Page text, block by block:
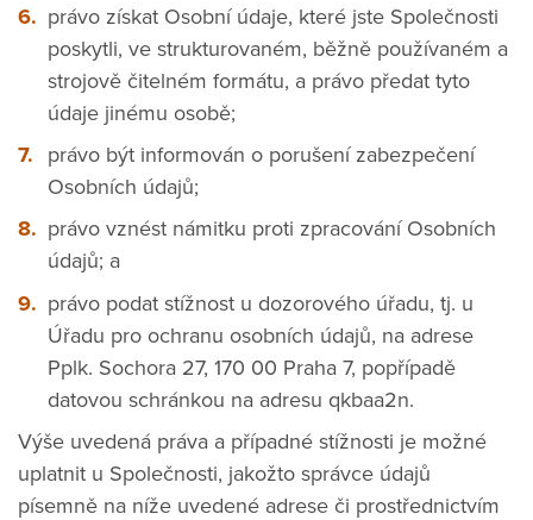
právo získat Osobní údaje, které jste Společnosti
poskytli, ve strukturovaném, běžně používaném a
strojově čitelném formátu, a právo předat tyto
údaje jinému osobě;
právo být informován o porušení zabezpečení
Osobních údajů;
právo vznést námitku proti zpracování Osobních
údajů; a
právo podat stížnost u dozorového úřadu, tj. u
Úřadu pro ochranu osobních údajů, na adrese
Pplk. Sochora 27, 170 00 Praha 7, popřípadě
datovou schránkou na adresu qkbaa2n.
Výše uvedená práva a případné stížnosti je možné
uplatnit u Společnosti, jakožto správce údajů
písemně na níže uvedené adrese či prostřednictvím